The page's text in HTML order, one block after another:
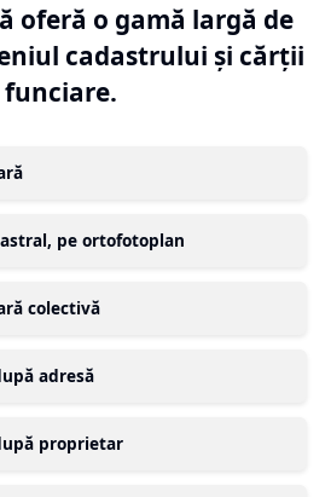
oferă o gamă largă de
cadastrului și cărții
funciare.
pe ortofotoplan
colectivă
adresă
proprietar